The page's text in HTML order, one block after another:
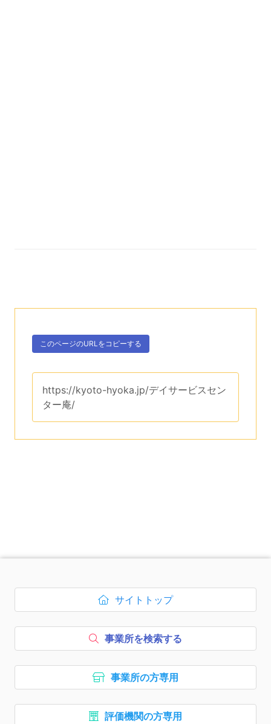
ボタン、
このページのURLをコピーする
。
このページのURLは、
https://kyoto-hyoka.jp/デイサービスセン
ター庵/
次のコンテンツはページのフ
ボタン1、
サイトトップ
を開く
ボタン2、
事業所を検索する
ボタン3、
事業所の方専用
評価機関の方専用